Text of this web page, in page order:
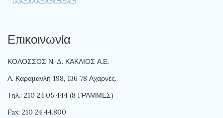
Επικοινωνία
ΚΟΛΟΣΣΟΣ Ν. Δ. ΚΑΚΛΙΟΣ Α.Ε.
Λ. Καραμανλή 198, 136 78 Αχαρνές.
Τηλ.: 210 24.05.444 (8 ΓΡΑΜΜΕΣ)
Fax: 210 24.44.800